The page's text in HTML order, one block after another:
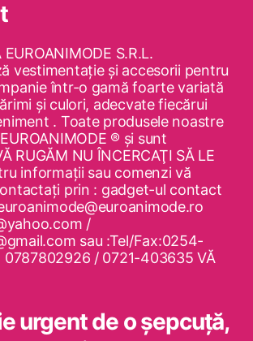
S.R.L.
vestimentaţie şi accesorii pentru
într-o gamă foarte variată
şi culori, adecvate fiecărui
. Toate produsele noastre
® şi sunt
RUGĂM NU ÎNCERCAŢI SĂ LE
informaţii sau comenzi vă
prin : gadget-ul contact
/
sau :Tel/Fax:0254-
0787802926 / 0721-403635 VĂ
urgent de o şepcuţă,